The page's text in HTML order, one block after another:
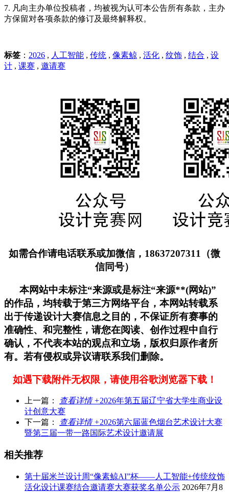
7. 凡向主办单位投稿者，均被视为认可本公告所有条款，主办
方保留对各项条款的修订及最终解释权。
标签 ： 2026 , 人工智能 , 传统 , 像素鲸 , 活化 , 纹饰 , 结合 , 设
计 , 课赛 , 邀请赛
如需合作请电话联系或加微信，18637207311（微
信同号）
本网站中未标注“来源或是标注“来源**(网站)”
的作品，均转载于第三方网络平台，本网站转载系
出于传递设计大赛信息之目的，不保证所有赛事的
准确性、和完整性，请您在阅读、创作过程中自行
确认，不代表本站的观点和立场，版权归原作者所
有。若有侵权或异议请联系我们删除。
如遇下载附件无权限，请使用谷歌浏览器下载！
上一篇： 查看详情 +2026年第五届辽宁省大学生商业设
计创意大赛
下一篇：
查看详情 +2026第六届蓝色烟台艺术设计大赛
暨第三届一带一路国际艺术设计邀请展
相关推荐
第十届米兰设计周“像素鲸AI”杯——人工智能+传统纹饰
活化设计课赛结合邀请赛大赛获奖名单公示 2026年7月8